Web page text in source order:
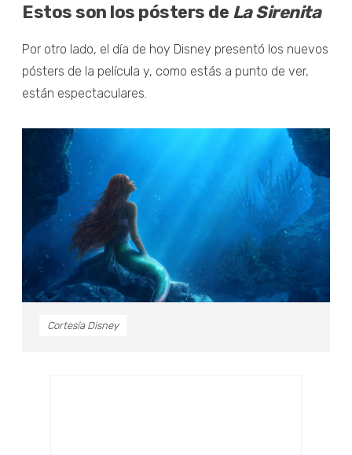
Estos son los pósters de La Sirenita
Por otro lado, el día de hoy Disney presentó los nuevos
pósters de la película y, como estás a punto de ver,
están espectaculares.
Cortesía Disney